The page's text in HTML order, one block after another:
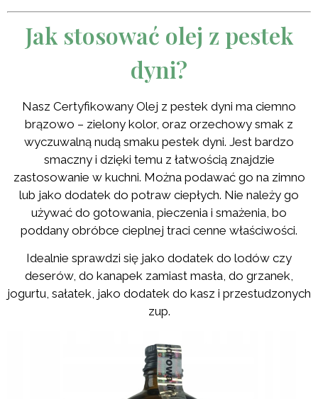
Jak stosować olej z pestek
dyni?
Nasz Certyfikowany Olej z pestek dyni ma ciemno
brązowo – zielony kolor, oraz orzechowy smak z
wyczuwalną nudą smaku pestek dyni. Jest bardzo
smaczny i dzięki temu z łatwością znajdzie
zastosowanie w kuchni. Można podawać go na zimno
lub jako dodatek do potraw ciepłych. Nie należy go
używać do gotowania, pieczenia i smażenia, bo
poddany obróbce cieplnej traci cenne właściwości.
Idealnie sprawdzi się jako dodatek do lodów czy
deserów, do kanapek zamiast masła, do grzanek,
jogurtu, sałatek, jako dodatek do kasz i przestudzonych
zup.